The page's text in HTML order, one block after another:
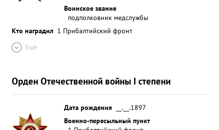
Воинское звание
подполковник медслужбы
Кто наградил 1 Прибалтийский фронт
Ещё
Орден Отечественной войны I степени
Дата рождения
__.__.1897
Военно-пересыльный пункт